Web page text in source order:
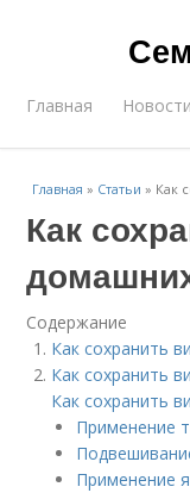
Главная Новости
Главная » Статьи » Как
Как
Содержание
Как сохранить
Как сохранить
Как сохранить
Применение
Применение